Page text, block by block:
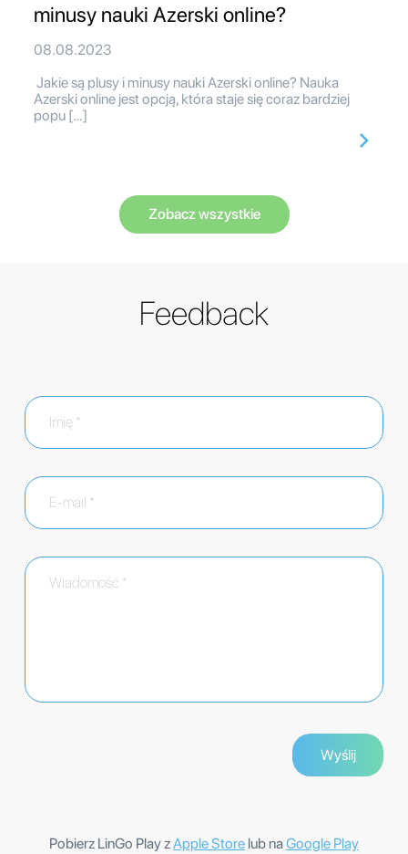
minusy nauki Azerski online?
08.08.2023
Jakie są plusy i minusy nauki Azerski online? Nauka
Azerski online jest opcją, która staje się coraz bardziej
popu […]
Zobacz wszystkie
Feedback
Pobierz LinGo Play zApple Store lub naGoogle Play